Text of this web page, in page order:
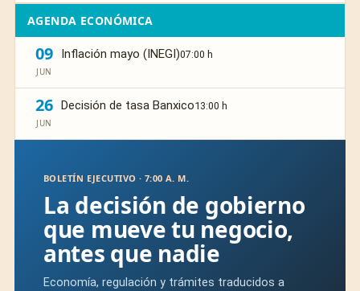
AGENDA ECONÓMICA
09
JUN
Inflación mayo (INEGI)07:00 h
26
JUN
Decisión de tasa Banxico13:00 h
BOLETÍN EJECUTIVO · 7:00 A. M.
La decisión de gobierno
que mueve tu negocio,
antes que nadie
Economía, regulación y trámites traducidos a